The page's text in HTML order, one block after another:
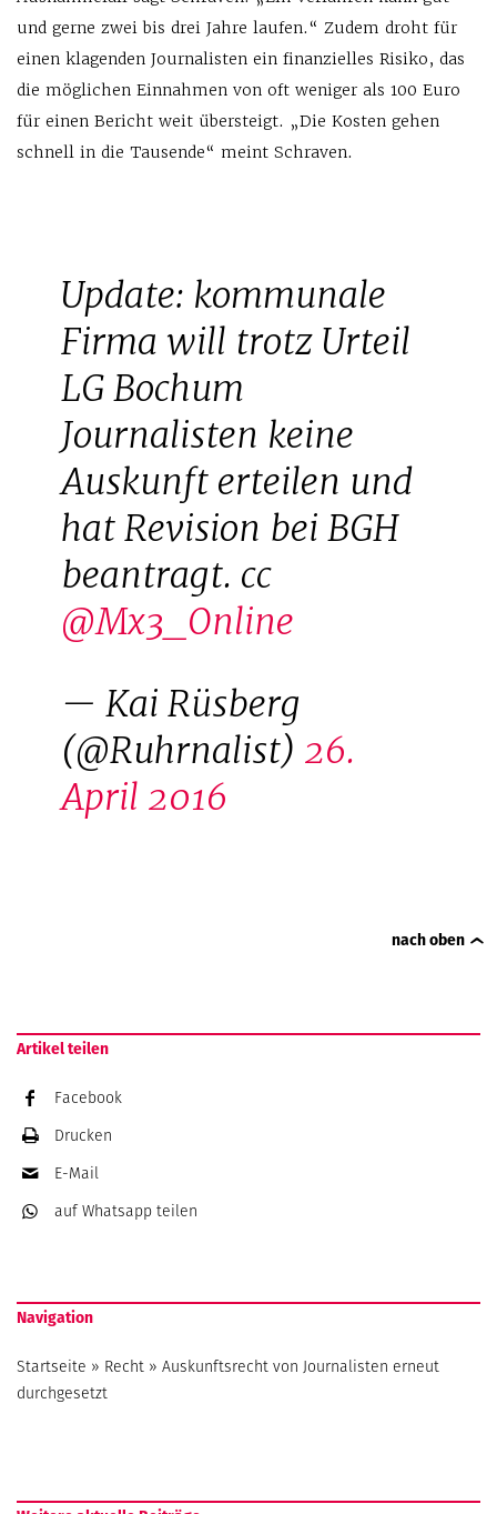
und gerne zwei bis drei Jahre laufen.“ Zudem droht für
einen klagenden Journalisten ein finanzielles Risiko, das
die möglichen Einnahmen von oft weniger als 100 Euro
für einen Bericht weit übersteigt. „Die Kosten gehen
schnell in die Tausende“ meint Schraven.
Update: kommunale
Firma will trotz Urteil
LG Bochum
Journalisten keine
Auskunft erteilen und
hat Revision bei BGH
beantragt. cc
@Mx3_Online
— Kai Rüsberg
(@Ruhrnalist) 26.
April 2016
nach oben
Artikel teilen
Facebook
Drucken
E-Mail
auf Whatsapp teilen
Navigation
Startseite » Recht » Auskunftsrecht von Journalisten erneut
durchgesetzt